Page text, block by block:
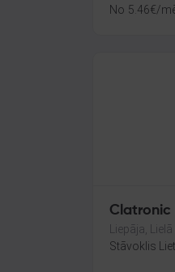
No 5.46€/
Clatronic
Liepāja,
Stāvoklis